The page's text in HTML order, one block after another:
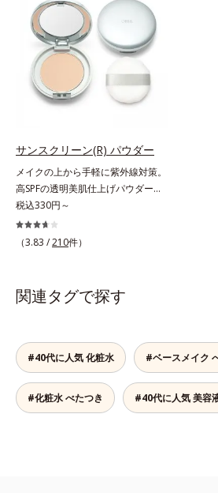
サンスクリーン(R) パウダー
メイクの上から手軽に紫外線対策。
高SPFの透明美肌仕上げパウダー。
メイクの上から手を汚さずに紫外線
対策ができるUVカットパウダーで
す。“素肌のようななめらかな軽
ストタイプ。外出先でも、メイクの
上からササッとUVカットとお直し
も、素肌のような透明美肌を叶える
秘密は「スムースヴェールパウダー
(*1)」にあります。7種の球状粉体
(*2)が凹凸を埋めて、肌に薄いヴェ
税込330円～
（3.83 /210件）
関連タグで探す
#40代に人気 化粧水 #ベースメイク
#化粧水 べたつき #40代に人気 美容